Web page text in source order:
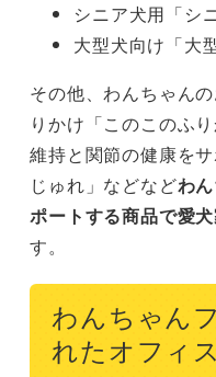
シニア犬用「シ
大型犬向け「大
その他、わんちゃん
りかけ「このこのふ
維持と関節の健康を
じゅれ」などなどわ
ポートする商品で愛
す。
わんちゃん
れたオフィス